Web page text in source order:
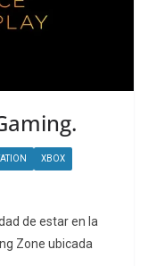
XBOX
de estar en la
Zone ubicada